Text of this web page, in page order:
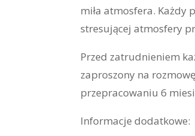
miła atmosfera. Każdy
stresującej atmosfery
Przed zatrudnieniem
zaproszony na
przepracowaniu 6
Informacje dodatkowe: